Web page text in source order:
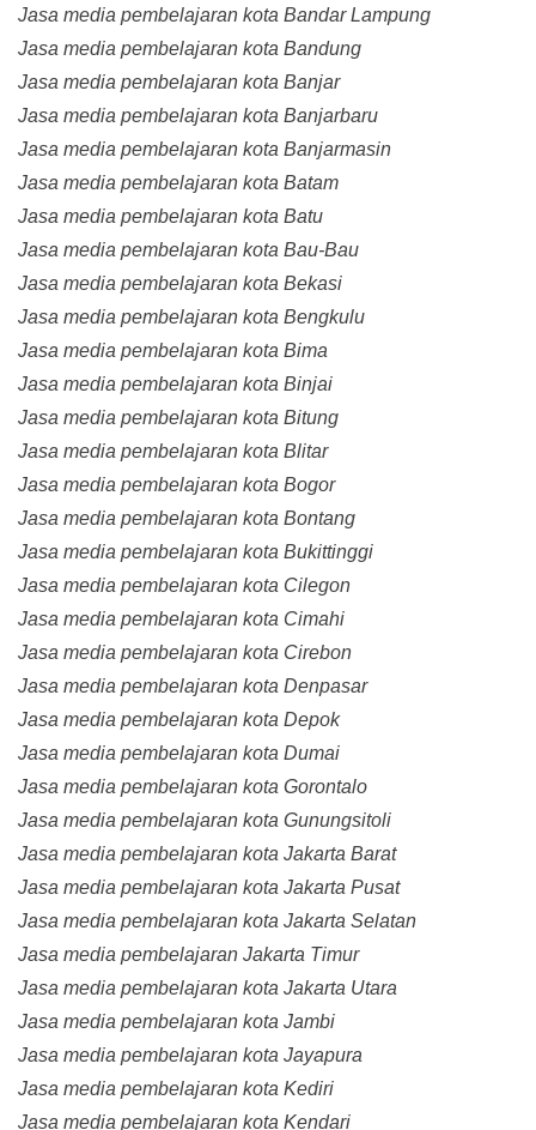
Jasa media pembelajaran kota Bandar Lampung
Jasa media pembelajaran kota Bandung
Jasa media pembelajaran kota Banjar
Jasa media pembelajaran kota Banjarbaru
Jasa media pembelajaran kota Banjarmasin
Jasa media pembelajaran kota Batam
Jasa media pembelajaran kota Batu
Jasa media pembelajaran kota Bau-Bau
Jasa media pembelajaran kota Bekasi
Jasa media pembelajaran kota Bengkulu
Jasa media pembelajaran kota Bima
Jasa media pembelajaran kota Binjai
Jasa media pembelajaran kota Bitung
Jasa media pembelajaran kota Blitar
Jasa media pembelajaran kota Bogor
Jasa media pembelajaran kota Bontang
Jasa media pembelajaran kota Bukittinggi
Jasa media pembelajaran kota Cilegon
Jasa media pembelajaran kota Cimahi
Jasa media pembelajaran kota Cirebon
Jasa media pembelajaran kota Denpasar
Jasa media pembelajaran kota Depok
Jasa media pembelajaran kota Dumai
Jasa media pembelajaran kota Gorontalo
Jasa media pembelajaran kota Gunungsitoli
Jasa media pembelajaran kota Jakarta Barat
Jasa media pembelajaran kota Jakarta Pusat
Jasa media pembelajaran kota Jakarta Selatan
Jasa media pembelajaran Jakarta Timur
Jasa media pembelajaran kota Jakarta Utara
Jasa media pembelajaran kota Jambi
Jasa media pembelajaran kota Jayapura
Jasa media pembelajaran kota Kediri
Jasa media pembelajaran kota Kendari